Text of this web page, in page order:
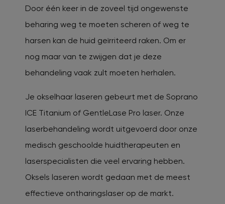
Door één keer in de zoveel tijd ongewenste
beharing weg te moeten scheren of weg te
harsen kan de huid geïrriteerd raken. Om er
nog maar van te zwijgen dat je deze
behandeling vaak zult moeten herhalen.
Je okselhaar laseren gebeurt met de Soprano
ICE Titanium of GentleLase Pro laser. Onze
laserbehandeling wordt uitgevoerd door onze
medisch geschoolde huidtherapeuten en
laserspecialisten die veel ervaring hebben.
Oksels laseren wordt gedaan met de meest
effectieve ontharingslaser op de markt.